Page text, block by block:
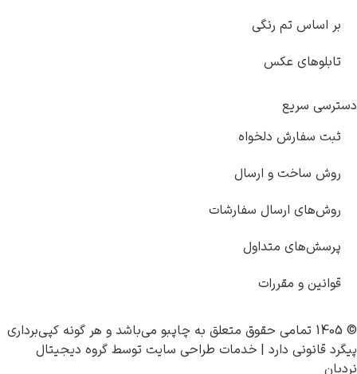
بر اساس تم رنگی
تابلوهای عکس
سریع
ثبت سفارش دلخواه
روش ساخت و ارسال
روش‌های ارسال سفارشات
پرسش‌های متداول
قوانین و مقررات
به چاپبومی‌باشد و هر گونه کپی‌برداری
قانونی دارد | خدمات طراحی سایتتوسطگروه دیجیتال